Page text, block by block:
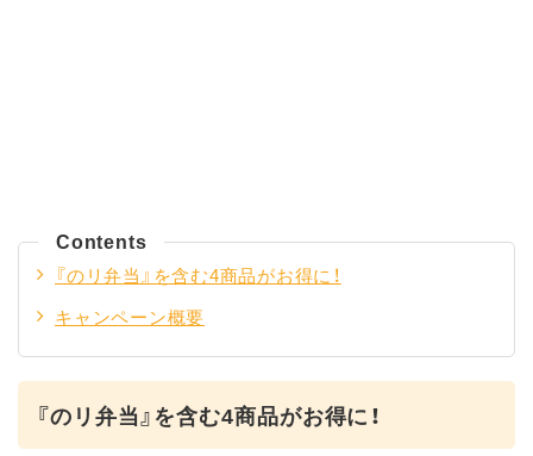
Contents
『のリ弁当』を含む4商品がお得に！
キャンペーン概要
『のリ弁当』を含む4商品がお得に！